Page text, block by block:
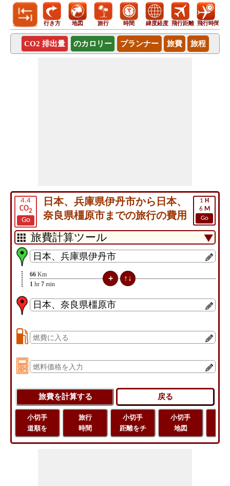
行き方 地図 旅行 時間 緯度経度 飛行距離 飛行時間
CO2 排出量 のカロリー プランナー 旅費 旅程
4.4
CO2
Go
1 H
6 M
Go
日本、兵庫県伊丹市から日本、
奈良県橿原市までの旅行の費用
66 Km
1 hr 7 min
小切手
道順を
旅行
時間
小切手
距離をチ
小切手
地図